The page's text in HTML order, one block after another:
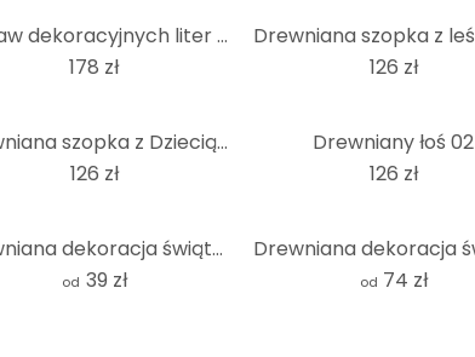
Zestaw dekoracyjnych liter 3D na choinkę (4 sztuki)
178 zł
126 zł
Drewniana szopka z Dzieciątkiem
126 zł
Drewniany łoś 02
126 zł
Drewniana dekoracja świąteczna - renifer do postawienia - topola
od 39 zł od 74 zł